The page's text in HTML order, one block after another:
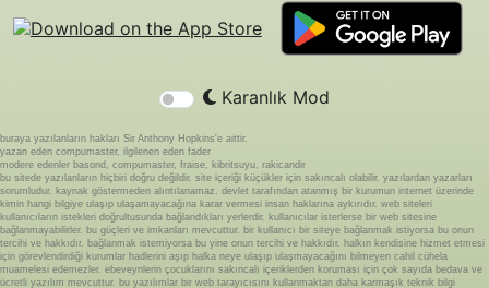
Karanlık Mod
buraya yazılanların hakları Sir Anthony Hopkins'e aittir.
yazan eden compumaster, ilgilenen eden fader
modere edenler basond, compumaster, fraise, kibritsuyu, rakicandir
bu sitede yazılanların hiçbiri doğru değildir. site içeriği küçükler için sakıncalı olabilir. yazılardan yazarları
sorumludur. kaynak göstermeden alıntılanamaz. devlet tarafından atanmış bir kurumun internet üzerinde
kimin hangi bilgiye ulaşıp ulaşamayacağına karar vermesi insan haklarına aykırıdır. web siteleri
kullanıcıların istekleri doğrultusunda bağlandıkları yerlerdir. kullanıcılar isterlerse bir web sitesine
bağlanmayabilirler. bu güçleri ve imkanları mevcuttur. bir kullanıcı bir siteye bağlanmak istiyorsa bu onun
tercihi ve hakkıdır. bağlanmak istemiyorsa bu yine onun tercihi ve hakkıdır. halkın kendisine hizmet etmesi
için görevlendirdiği kurumlar hadlerini aşıp halka neye ulaşıp ulaşmayacağını bilmeyen cahil cühela
muamelesi edemezler. ebeveynlerin çocuklarını sakıncalı içeriklerden koruması için çok sayıda bedava ve
ücretli yazılım mevcuttur. bu yazılımlar bir web tarayıcısını kullanmaktan daha karmaşık teknik bilgi